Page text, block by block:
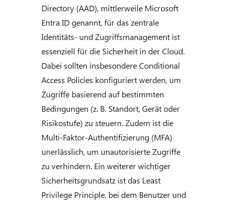
Directory (AAD), mittlerweile Microsoft
Entra ID genannt, für das zentrale
Identitäts- und Zugriffsmanagement ist
essenziell für die Sicherheit in der Cloud.
Dabei sollten insbesondere Conditional
Access Policies konfiguriert werden, um
Zugriffe basierend auf bestimmten
Bedingungen (z. B. Standort, Gerät oder
Risikostufe) zu steuern. Zudem ist die
Multi-Faktor-Authentifizierung (MFA)
unerlässlich, um unautorisierte Zugriffe
zu verhindern. Ein weiterer wichtiger
Sicherheitsgrundsatz ist das Least
Privilege Principle, bei dem Benutzer und